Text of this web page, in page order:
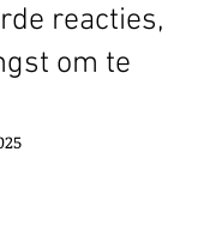
reacties,
om te